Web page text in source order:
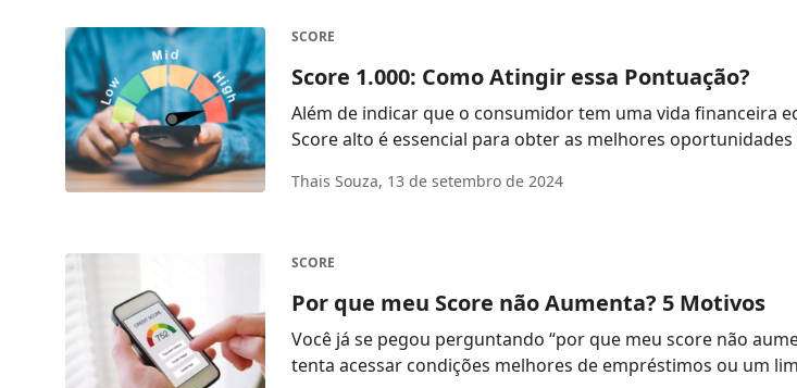
SCORE
Score 1.000: Como Atingir essa Pontuação?
Além de indicar que o consumidor tem uma vida financeira
Score alto é essencial para obter as melhores oportunidades
Thais Souza, 13 de setembro de 2024
SCORE
Por que meu Score não Aumenta? 5 Motivos
Você já se pegou perguntando “por que meu score não
tenta acessar condições melhores de empréstimos ou um